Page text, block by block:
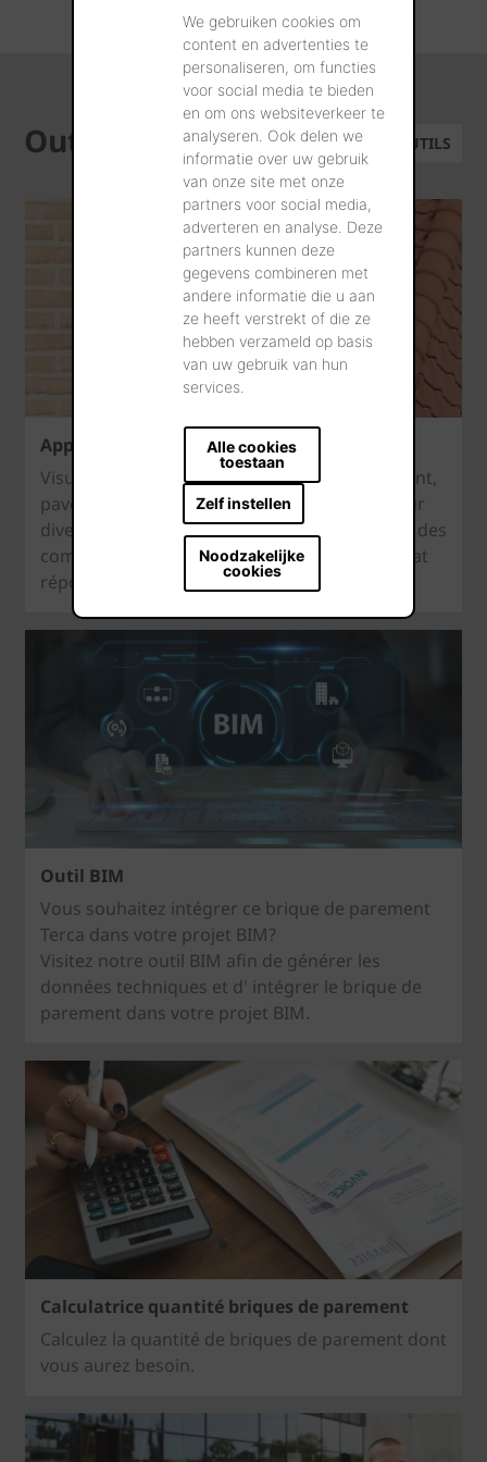
We gebruiken cookies om
content en advertenties te
personaliseren, om functies
voor social media te bieden
en om ons websiteverkeer te
analyseren. Ook delen we
informatie over uw gebruik
van onze site met onze
partners voor social media,
adverteren en analyse. Deze
partners kunnen deze
gegevens combineren met
andere informatie die u aan
ze heeft verstrekt of die ze
hebben verzameld op basis
van uw gebruik van hun
services.
Alle cookies
toestaan
Zelf instellen
Noodzakelijke
cookies
Outils TOUS LES OUTILS
Appli de visualisation
Visualisez les textures des briques de parement,
pavés en terre cuite et tuiles de votre choix sur
diverses maisons témoin. Vous pouvez tester des
combinaisons infinies jusqu'à ce que le résultat
réponde pleinement à vos besoins.
Outil BIM
Vous souhaitez intégrer ce brique de parement
Terca dans votre projet BIM?
Visitez notre outil BIM afin de générer les
données techniques et d' intégrer le brique de
parement dans votre projet BIM.
Calculatrice quantité briques de parement
Calculez la quantité de briques de parement dont
vous aurez besoin.